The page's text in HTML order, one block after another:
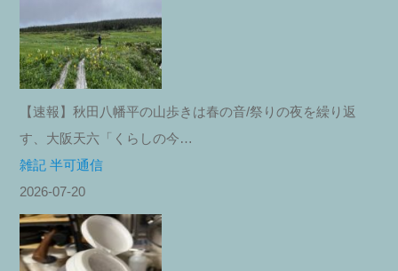
【速報】秋田八幡平の山歩きは春の音/祭りの夜を繰り返
す、大阪天六「くらしの今…
雑記 半可通信
2026-07-20